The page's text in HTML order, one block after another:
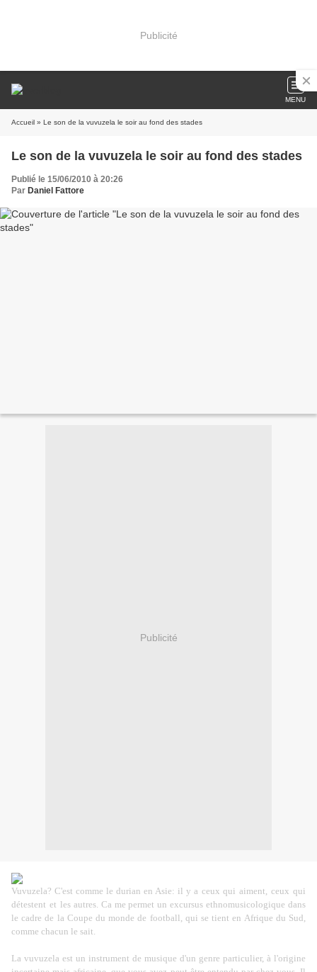
Publicité
MENU
Accueil » Le son de la vuvuzela le soir au fond des stades
Le son de la vuvuzela le soir au fond des stades
Publié le 15/06/2010 à 20:26
Par Daniel Fattore
Publicité
Vuvuzela? C'est comme le durian en Asie: il y a ceux qui aiment, ceux qui
détestent et les autres. Ca me permet un excursus ethnomusicologique dans
le cadre de la Coupe du monde de football, qui se tient en Afrique du Sud,
comme chacun le sait.
La vuvuzela est un instrument de musique d'un genre particulier, à l'origine